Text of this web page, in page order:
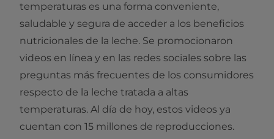
temperaturas es una forma conveniente,
saludable y segura de acceder a los beneficios
nutricionales de la leche. Se promocionaron
videos en línea y en las redes sociales sobre las
preguntas más frecuentes de los consumidores
respecto de la leche tratada a altas
temperaturas. Al día de hoy, estos videos ya
cuentan con 15 millones de reproducciones.